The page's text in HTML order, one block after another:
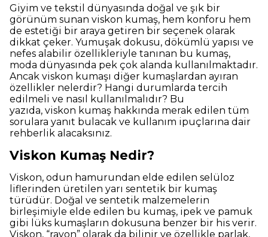
Giyim ve tekstil dünyasında doğal ve şık bir
görünüm sunan viskon kumaş, hem konforu hem
de estetiği bir araya getiren bir seçenek olarak
dikkat çeker. Yumuşak dokusu, dökümlü yapısı ve
nefes alabilir özellikleriyle tanınan bu kumaş,
moda dünyasında pek çok alanda kullanılmaktadır.
Ancak viskon kumaşı diğer kumaşlardan ayıran
özellikler nelerdir? Hangi durumlarda tercih
edilmeli ve nasıl kullanılmalıdır? Bu
yazıda, viskon kumaş hakkında merak edilen tüm
sorulara yanıt bulacak ve kullanım ipuçlarına dair
rehberlik alacaksınız.
Viskon Kumaş Nedir?
Viskon, odun hamurundan elde edilen selüloz
liflerinden üretilen yarı sentetik bir kumaş
türüdür. Doğal ve sentetik malzemelerin
birleşimiyle elde edilen bu kumaş, ipek ve pamuk
gibi lüks kumaşların dokusuna benzer bir his verir.
Viskon, “rayon” olarak da bilinir ve özellikle parlak,